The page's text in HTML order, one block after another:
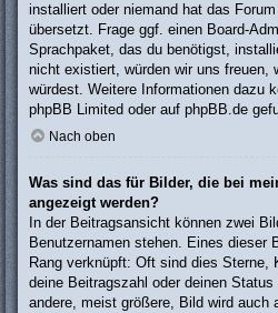
installiert oder niemand hat das
übersetzt. Frage ggf. einen Board-
Sprachpaket, das du benötigst,
nicht existiert, würden wir uns freuen,
würdest. Weitere Informationen dazu
phpBB Limited oder auf phpBB.de
Nach oben
Was sind das für Bilder, die bei
angezeigt werden?
In der Beitragsansicht können zwei
Benutzernamen stehen. Eines dieser
Rang verknüpft: Oft sind dies Sterne,
deine Beitragszahl oder deinen
andere, meist größere, Bild wird auch